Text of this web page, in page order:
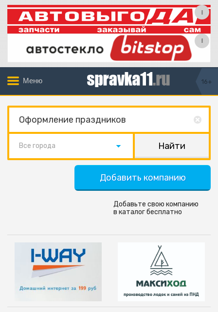
Меню 16+
Все города
Добавить компанию
Добавьте свою компанию
в каталог бесплатно